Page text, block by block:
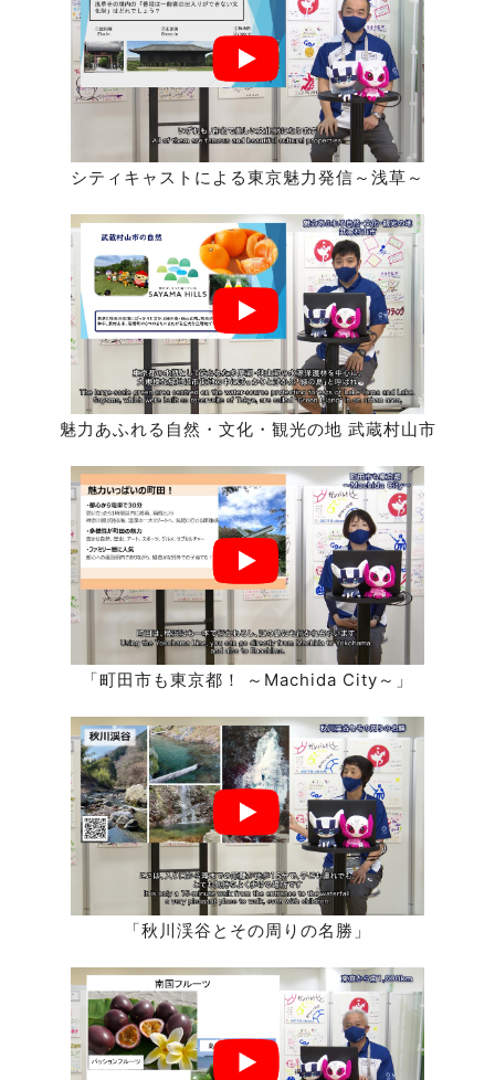
シティキャストによる東京魅力発信～浅草～
魅力あふれる自然・文化・観光の地 武蔵村山市
「町田市も東京都！ ～Machida City～」
「秋川渓谷とその周りの名勝」